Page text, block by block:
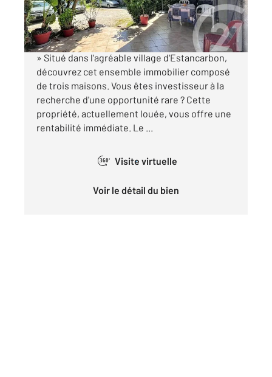
270 000 €
« ENSEMBLE IMMOBILIER LES TROIS MAISONS
» Situé dans l'agréable village d'Estancarbon,
découvrez cet ensemble immobilier composé
de trois maisons. Vous êtes investisseur à la
recherche d'une opportunité rare ? Cette
propriété, actuellement louée, vous offre une
rentabilité immédiate. Le ...
360° Visite virtuelle
Voir le détail du bien